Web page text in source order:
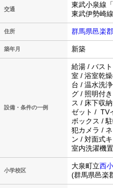
交通
東武小泉線
東武伊勢崎
住所 群馬県邑楽
築年月 新築
設備・条件の一例
給湯 / バス
室 / 浴室乾
台 / 温水洗
グ / 照明付
ス / 床下収
ゼット / TV
ボックス /
犯カメラ /
ン / 対面式
室内洗濯機
小学校区
大泉町立西
(群馬県邑楽